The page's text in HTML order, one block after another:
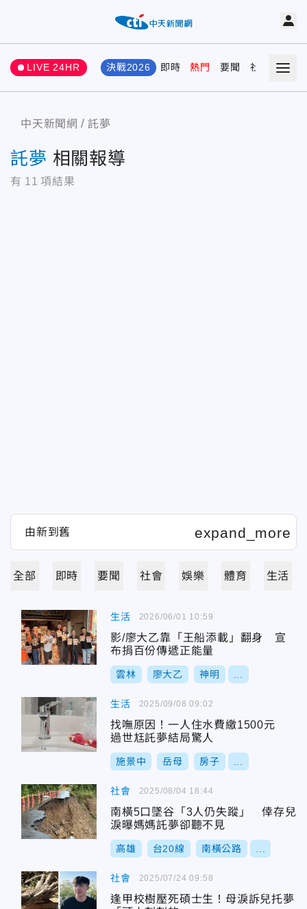
LIVE 24HR 決戰2026 即時 熱門 要聞 社會 娛樂
中天新聞網 託夢
託夢 相關報導
有 11 項結果
全部 即時 要聞 社會 娛樂 體育 生活
生活
影/廖大乙靠「王船添載」翻身 宣
布捐百份傳遞正能量
雲林 廖大乙 神明
2026/06/01 10:59
生活
找嘸原因！一人住水費繳1500元
過世尪託夢結局驚人
施景中 岳母 房子
2025/09/08 09:02
社會
南橫5口墜谷「3人仍失蹤」 倖存兒
淚曝媽媽託夢卻聽不見
高雄 台20線 南橫公路
2025/08/04 18:44
社會
逢甲校樹壓死碩士生！母淚訴兒托夢
2025/07/24 09:58